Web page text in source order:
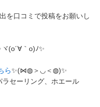
を口コミで投稿をお願いし
ヾ(o´∀｀o)ﾉ✨
ら✨(⋈◍＞◡＜◍)✨
セーリング、ホエール